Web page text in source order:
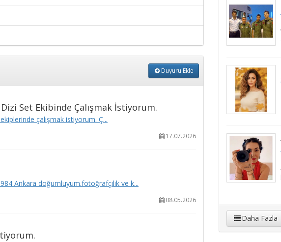
Duyuru Ekle
Set Ekibinde Çalışmak İstiyorum.
çalışmak istiyorum. Ç...
17.07.2026
Ankara doğumluyum.fotoğrafçılık ve k...
08.05.2026
Daha Fazla